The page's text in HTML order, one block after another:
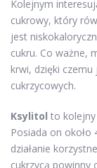
Kolejnym
cukrowy, który
jest
cukru. Co ważne,
krwi, dzięki
cukrzycowych.
Ksylitol to kolejny
Posiada on około
działanie
cukrzycą powinny